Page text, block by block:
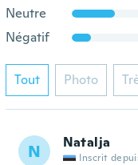
Neutre
Négatif
Tout Photo
N Natalja
Inscrit